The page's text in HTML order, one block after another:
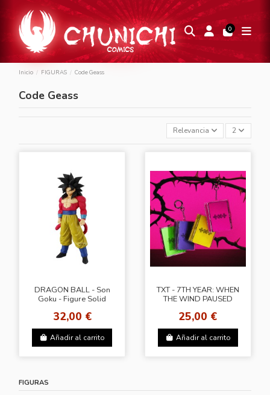
0
Inicio FIGURAS Code Geass
Code Geass
Relevancia 2
DRAGON BALL - Son
Goku - Figure Solid
32,00 €
Añadir al carrito
TXT - 7TH YEAR: WHEN
THE WIND PAUSED
(Photocard Case Ver.) +
Apple...
25,00 €
Añadir al carrito
FIGURAS